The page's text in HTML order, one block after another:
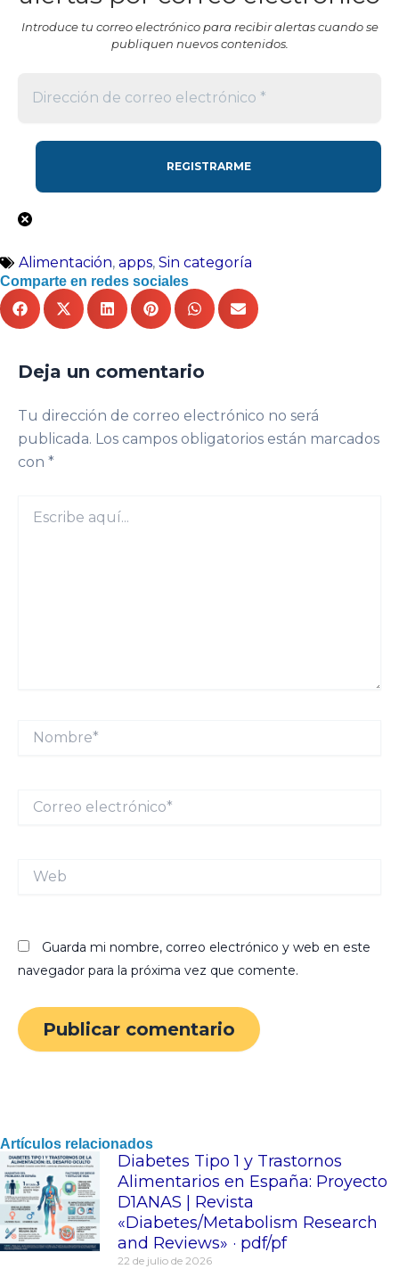
Introduce tu correo electrónico para recibir alertas cuando se
publiquen nuevos contenidos.
Alimentación, apps, Sin categoría
Comparte en redes sociales
Deja un comentario
Tu dirección de correo electrónico no será
publicada. Los campos obligatorios están marcados
con *
aquí...
Nombre*
electrónico*
Guarda mi nombre, correo electrónico y web en este
navegador para la próxima vez que comente.
Artículos relacionados
Diabetes Tipo 1 y Trastornos
Alimentarios en España: Proyecto
D1ANAS | Revista
«Diabetes/Metabolism Research
and Reviews» · pdf/pf
22 de julio de 2026